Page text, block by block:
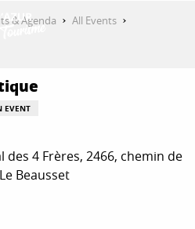
& Agenda
All Events
EVENT
4 Frères, 2466, chemin de
Beausset